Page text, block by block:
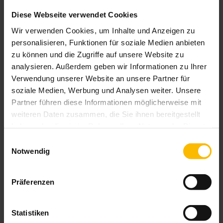
Diese Webseite verwendet Cookies
Wir verwenden Cookies, um Inhalte und Anzeigen zu
personalisieren, Funktionen für soziale Medien anbieten
zu können und die Zugriffe auf unsere Website zu
analysieren. Außerdem geben wir Informationen zu Ihrer
Verwendung unserer Website an unsere Partner für
soziale Medien, Werbung und Analysen weiter. Unsere
Partner führen diese Informationen möglicherweise mit
weiteren Daten zusammen, die Sie ihnen bereitgestellt
Notwendig
Präferenzen
Statistiken
Wohnungen handelt es sich um individuelle Maßnahmen, mit
denen der Energieverbrauch gesenktwerden soll. Dazu zählen
zum Beispiel die Dämmung des Dachbodens, das Tauschen von
Fenstern und Türen oder dasAustauschen bzw. Ergänzen von
Sonnenschutz.
Sonnenschutz-Lösungenleisten nicht nur ihren Beitrag zum
Klimaschutz, sondern führen auch zu spürbaren finanziellen
Erleichterungen. Zudem erhöhen sie die thermische Behaglichkeit
in den eigenen vier Wänden.
Sie möchten Ihren Teil zumKlimaschutzbeisteuern und zugleich
Zögern Sie nicht und sprechen Sie uns an. Wir stehen Ihnen mit